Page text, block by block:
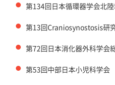
第134回日本循環器学会北
第13回Craniosynostosis研
第72回日本消化器外科学会
第53回中部日本小児科学会